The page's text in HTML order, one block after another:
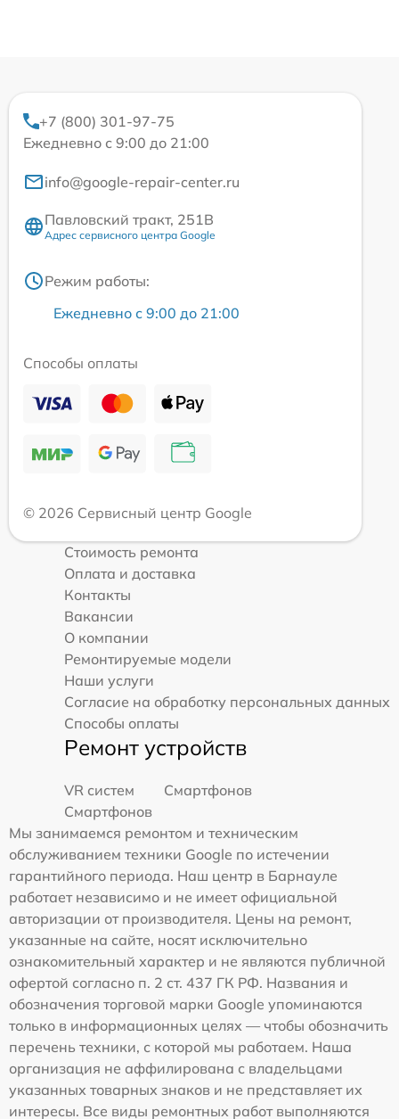
+7 (800) 301-97-75
Ежедневно с 9:00 до 21:00
info@google-repair-center.ru
Павловский тракт, 251В
Адрес сервисного центра Google
Режим работы:
Ежедневно с 9:00 до 21:00
Способы оплаты
© 2026 Сервисный центр Google
Стоимость ремонта
Оплата и доставка
Контакты
Вакансии
О компании
Ремонтируемые модели
Наши услуги
Согласие на обработку персональных данных
Способы оплаты
Ремонт устройств
VR систем
Смартфонов
Смартфонов
Мы занимаемся ремонтом и техническим
обслуживанием техники Google по истечении
гарантийного периода. Наш центр в Барнауле
работает независимо и не имеет официальной
авторизации от производителя. Цены на ремонт,
указанные на сайте, носят исключительно
ознакомительный характер и не являются публичной
офертой согласно п. 2 ст. 437 ГК РФ. Названия и
обозначения торговой марки Google упоминаются
только в информационных целях — чтобы обозначить
перечень техники, с которой мы работаем. Наша
организация не аффилирована с владельцами
указанных товарных знаков и не представляет их
интересы. Все виды ремонтных работ выполняются